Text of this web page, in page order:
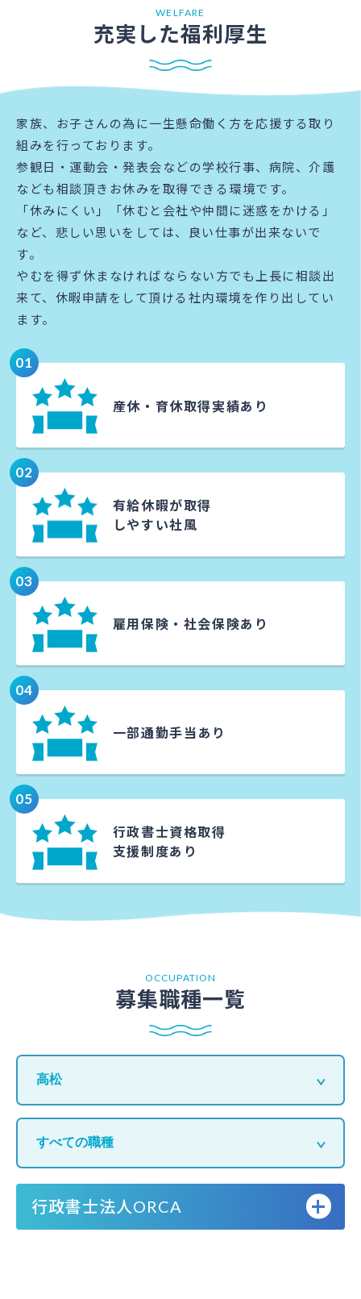
WELFARE
充実した福利厚生
家族、お子さんの為に一生懸命働く方を応援する取り
組みを行っております。​
参観日・運動会・発表会などの学校行事、病院、介護
なども相談頂きお休みを取得できる環境です。​
「休みにくい」「休むと会社や仲間に迷惑をかける」
など、悲しい思いをしては、良い仕事が出来ないで
す。​
やむを得ず休まなければならない方でも上長に相談出
来て、​休暇申請をして頂ける社内環境を作り出してい
ます。
01
産休・育休取得実績あり
02
有給休暇が取得
しやすい社風
03
雇用保険・ 社会保険あり
04
一部通勤手当 あり
05
行政書士資格取得
支援制度あり
OCCUPATION
募集職種一覧
行政書士法人ORCA